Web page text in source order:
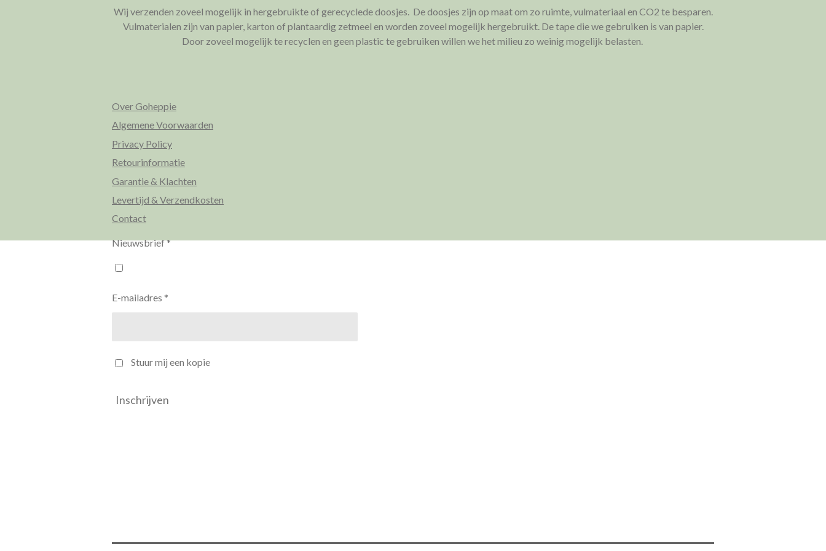
Wij verzenden zoveel mogelijk in hergebruikte of gerecyclede doosjes. De doosjes zijn op maat om zo ruimte, vulmateriaal en CO2 te besparen.
Vulmaterialen zijn van papier, karton of plantaardig zetmeel en worden zoveel mogelijk hergebruikt. De tape die we gebruiken is van papier.
Door zoveel mogelijk te recyclen en geen plastic te gebruiken willen we het milieu zo weinig mogelijk belasten.
Over Goheppie
Algemene Voorwaarden
Privacy Policy
Retourinformatie
Garantie & Klachten
Levertijd & Verzendkosten
Contact
Nieuwsbrief *
E-mailadres *
Stuur mij een kopie
Inschrijven